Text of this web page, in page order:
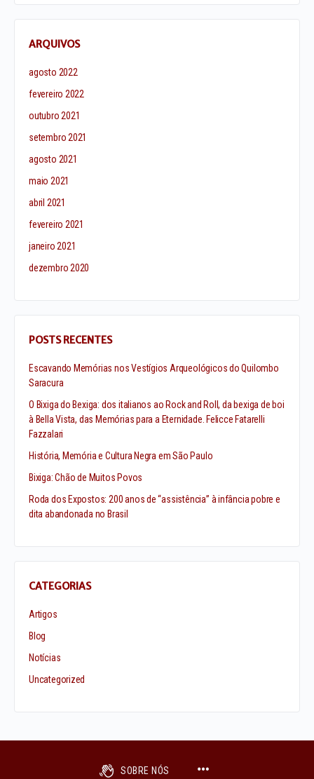
ARQUIVOS
agosto 2022
fevereiro 2022
outubro 2021
setembro 2021
agosto 2021
maio 2021
abril 2021
fevereiro 2021
janeiro 2021
dezembro 2020
POSTS RECENTES
Escavando Memórias nos Vestígios Arqueológicos do Quilombo
Saracura
O Bixiga do Bexiga: dos italianos ao Rock and Roll, da bexiga de boi
à Bella Vista, das Memórias para a Eternidade. Felicce Fatarelli
Fazzalari
História, Memória e Cultura Negra em São Paulo
Bixiga: Chão de Muitos Povos
Roda dos Expostos: 200 anos de “assistência” à infância pobre e
dita abandonada no Brasil
CATEGORIAS
Artigos
Blog
Notícias
Uncategorized
SOBRE NÓS